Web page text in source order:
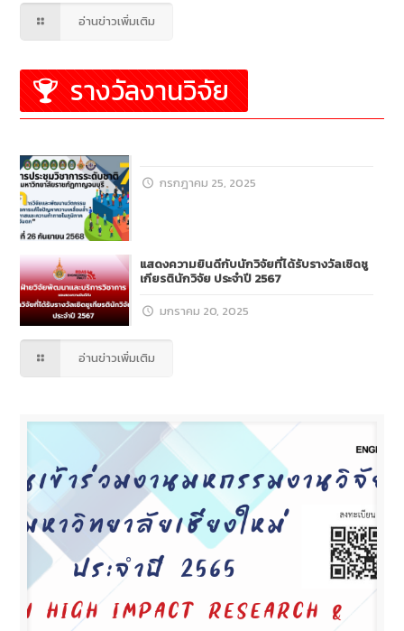
อ่านข่าวเพิ่มเติม
รางวัลงานวิจัย
กรกฎาคม 25, 2025
แสดงความยินดีกับนักวิจัยที่ได้รับรางวัลเชิดชู
เกียรตินักวิจัย ประจำปี 2567
มกราคม 20, 2025
อ่านข่าวเพิ่มเติม